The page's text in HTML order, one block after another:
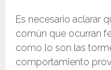
Es necesario aclarar
común que ocurran
como lo son las
comportamiento